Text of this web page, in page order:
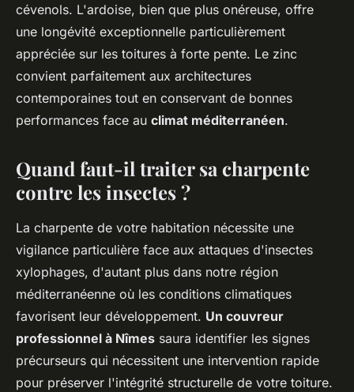
cévenols. L'ardoise, bien que plus onéreuse, offre
une longévité exceptionnelle particulièrement
appréciée sur les toitures à forte pente. Le zinc
convient parfaitement aux architectures
contemporaines tout en conservant de bonnes
performances face au climat méditerranéen.
Quand faut-il traiter sa charpente
contre les insectes ?
La charpente de votre habitation nécessite une
vigilance particulière face aux attaques d'insectes
xylophages, d'autant plus dans notre région
méditerranéenne où les conditions climatiques
favorisent leur développement. Un couvreur
professionnel à Nîmes saura identifier les signes
précurseurs qui nécessitent une intervention rapide
pour préserver l'intégrité structurelle de votre toiture.